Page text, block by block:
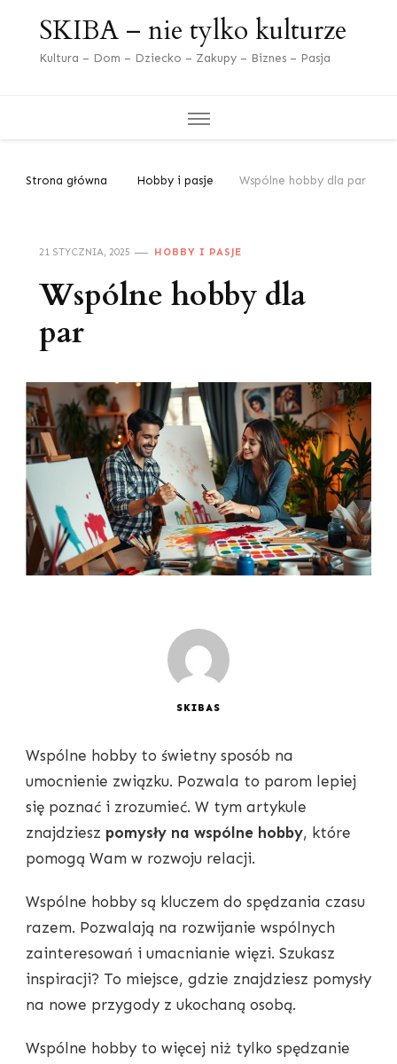
SKIBA – nie tylko kulturze
Kultura – Dom – Dziecko – Zakupy – Biznes – Pasja
Strona główna Hobby i pasje Wspólne hobby dla par
21 STYCZNIA, 2025 HOBBY I PASJE
Wspólne hobby dla
par
SKIBAS
Wspólne hobby to świetny sposób na
umocnienie związku. Pozwala to parom lepiej
się poznać i zrozumieć. W tym artykule
znajdziesz pomysły na wspólne hobby, które
pomogą Wam w rozwoju relacji.
Wspólne hobby są kluczem do spędzania czasu
razem. Pozwalają na rozwijanie wspólnych
zainteresowań i umacnianie więzi. Szukasz
inspiracji? To miejsce, gdzie znajdziesz pomysły
na nowe przygody z ukochaną osobą.
Wspólne hobby to więcej niż tylko spędzanie